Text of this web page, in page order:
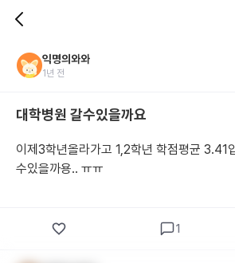
익명의와와
1년 전
대학병원 갈수있을까요
이제3학년올라가고 1,2학년 학점평균 3.41
수있을까용.. ㅠㅠ
1